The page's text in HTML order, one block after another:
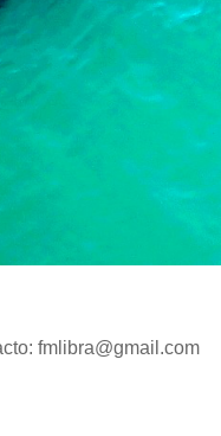
fmlibra@gmail.com